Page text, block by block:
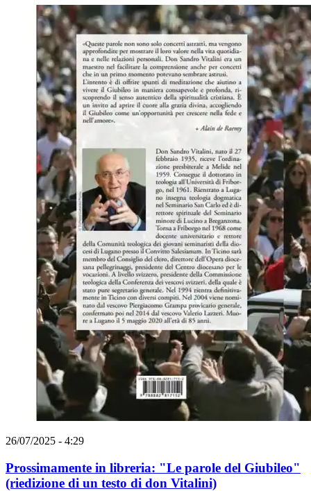
26/07/2025 - 4:29
Prossimamente in libreria: "Le parole del Giubileo"
(riedizione di un testo di don Vitalini)